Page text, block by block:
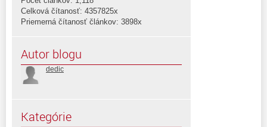
Celková čítanosť: 4357825x
Priemerná čítanosť článkov: 3898x
Autor blogu
dedic
Kategórie